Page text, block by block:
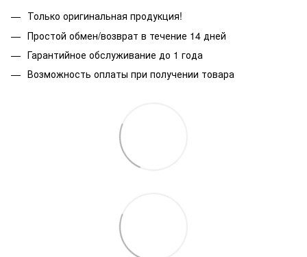
Только оригинальная продукция!
Простой обмен/возврат в течение 14 дней
Гарантийное обслуживание до 1 года
Возможность оплаты при получении товара